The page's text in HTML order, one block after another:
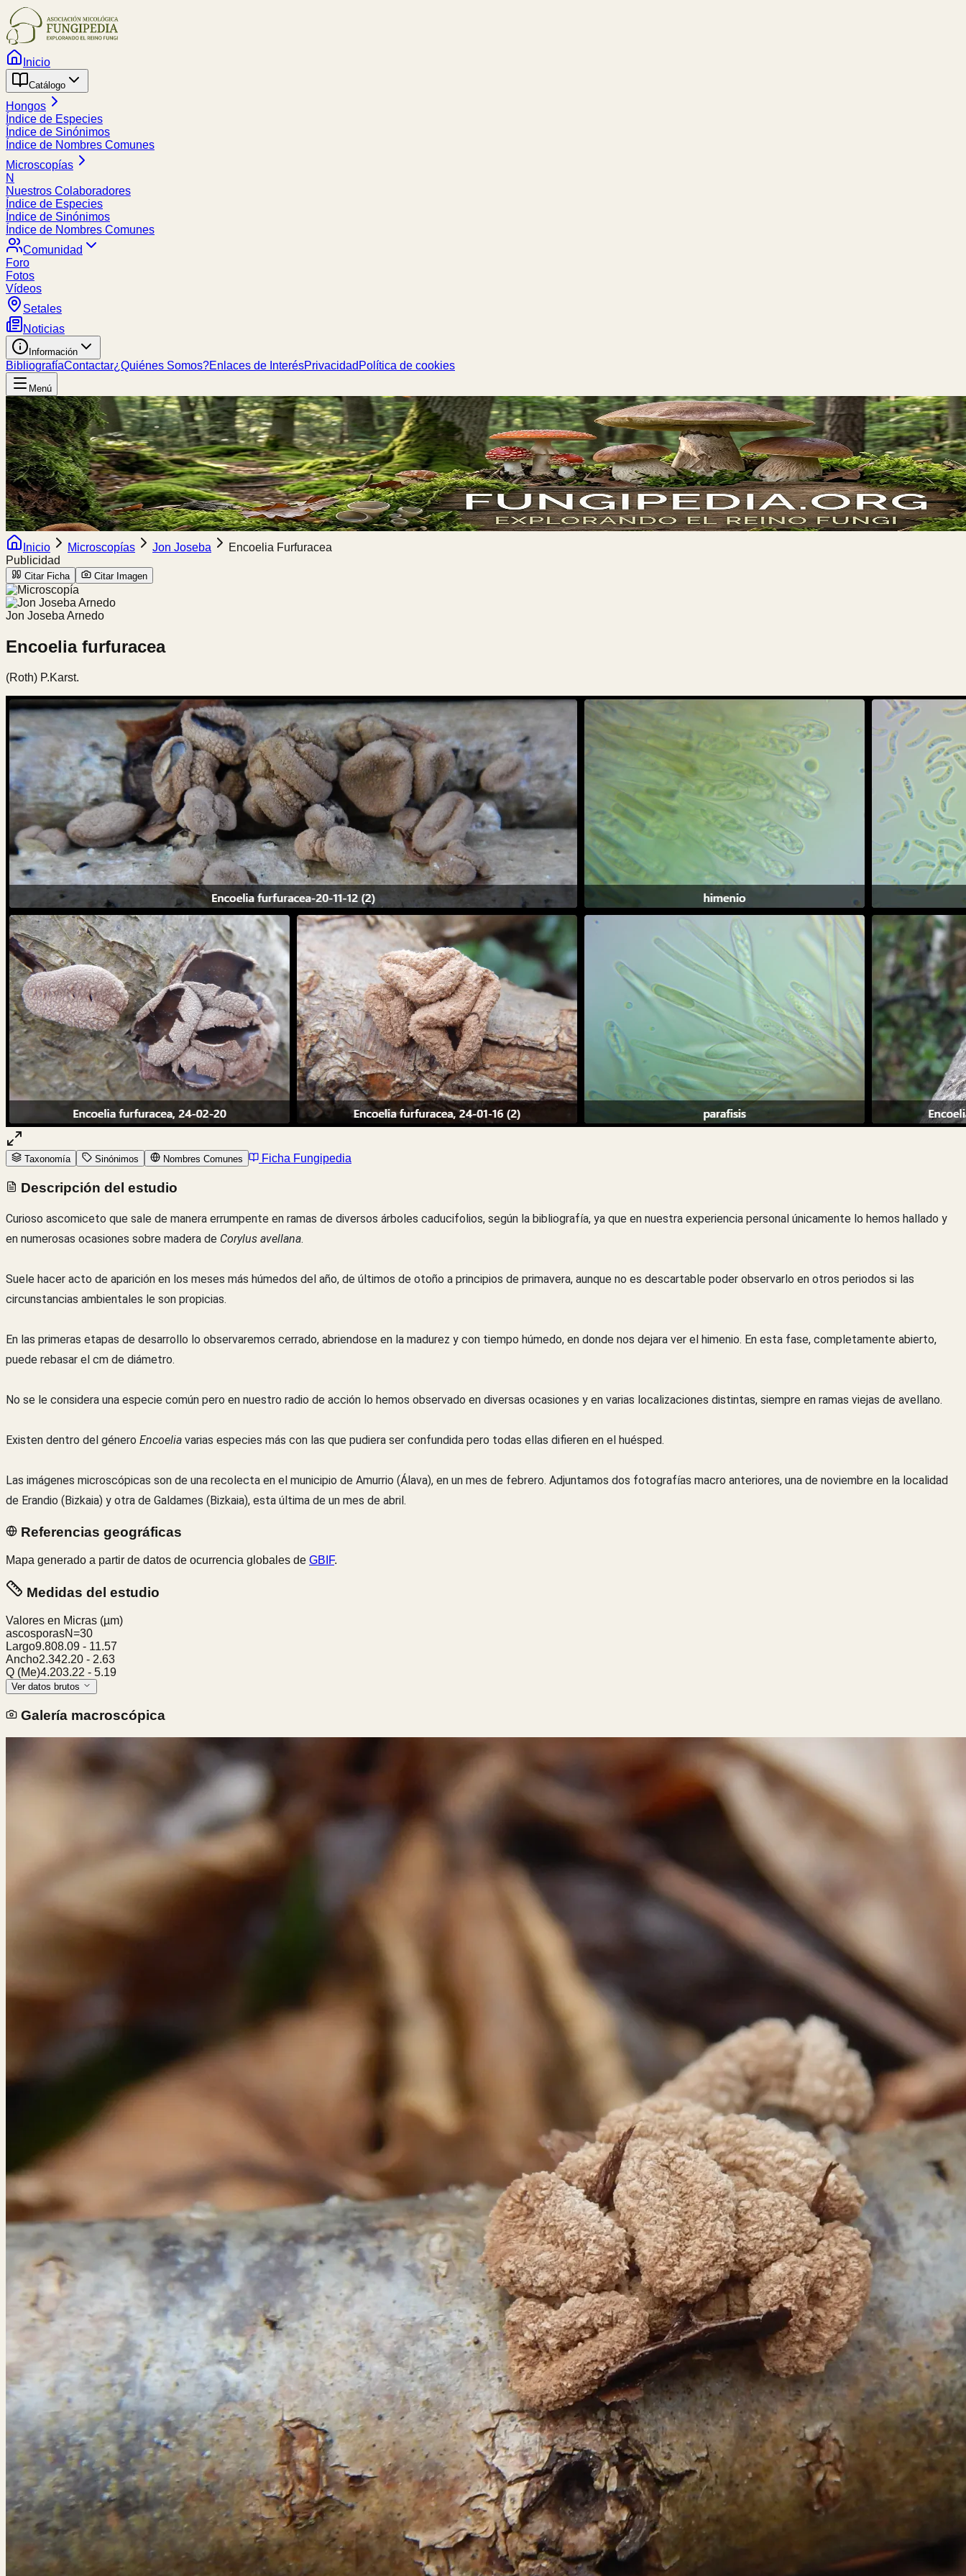
Inicio
Catálogo
Hongos
Índice de Especies
Índice de Sinónimos
Índice de Nombres Comunes
Microscopías
N
Nuestros Colaboradores
Índice de Especies
Índice de Sinónimos
Índice de Nombres Comunes
Comunidad
Foro
Fotos
Vídeos
Setales
Noticias
Información
BibliografíaContactar¿Quiénes Somos?Enlaces de InterésPrivacidad Política de cookies
Menú
Inicio Microscopías Jon Joseba
Encoelia Furfuracea
Publicidad
Citar Ficha Citar Imagen
Jon Joseba Arnedo
Encoelia furfuracea
(Roth) P.Karst.
Taxonomía Sinónimos Nombres Comunes Ficha Fungipedia
Descripción del estudio
Curioso ascomiceto que sale de manera errumpente en ramas de diversos árboles caducifolios, según la bibliografía, ya que en nuestra experiencia personal únicamente lo hemos hallado y
en numerosas ocasiones sobre madera de Corylus avellana.
Suele hacer acto de aparición en los meses más húmedos del año, de últimos de otoño a principios de primavera, aunque no es descartable poder observarlo en otros periodos si las
circunstancias ambientales le son propicias.
En las primeras etapas de desarrollo lo observaremos cerrado, abriendose en la madurez y con tiempo húmedo, en donde nos dejara ver el himenio. En esta fase, completamente abierto,
puede rebasar el cm de diámetro.
No se le considera una especie común pero en nuestro radio de acción lo hemos observado en diversas ocasiones y en varias localizaciones distintas, siempre en ramas viejas de avellano.
Existen dentro del género Encoelia varias especies más con las que pudiera ser confundida pero todas ellas difieren en el huésped.
Las imágenes microscópicas son de una recolecta en el municipio de Amurrio (Álava), en un mes de febrero. Adjuntamos dos fotografías macro anteriores, una de noviembre en la localidad
de Erandio (Bizkaia) y otra de Galdames (Bizkaia), esta última de un mes de abril.
Referencias geográficas
Mapa generado a partir de datos de ocurrencia globales de GBIF.
Medidas del estudio
Valores en Micras (µm)
ascosporasN=30
Largo9.808.09 - 11.57
Ancho2.342.20 - 2.63
Q (Me)4.203.22 - 5.19
Ver datos brutos
Galería macroscópica